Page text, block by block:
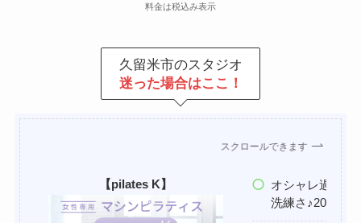
料金は税込み表示
久留米市のスタジオ
迷った場合はここ！
スクロールできます
【pilates K】
オシャレ過ぎな
洗練さ♪20〜50